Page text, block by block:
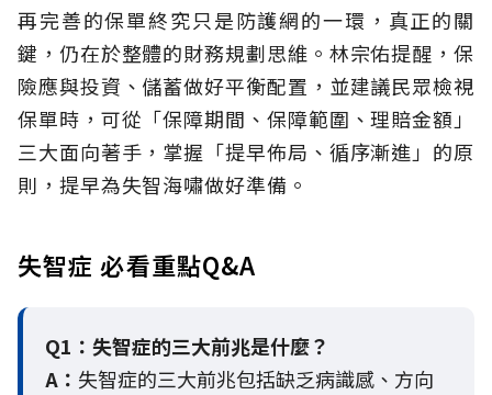
再完善的保單終究只是防護網的一環，真正的關
鍵，仍在於整體的財務規劃思維。 林宗佑提醒，保
險應與投資、儲蓄做好平衡配置，並建議民眾檢視
保單時，可從「保障期間、保障範圍、理賠金額」
三大面向著手，掌握「提早佈局、循序漸進」的原
則，提早為失智海嘯做好準備。
失智症 必看重點Q&A
Q1：失智症的三大前兆是什麼？
A： 失智症的三大前兆包括缺乏病識感、方向